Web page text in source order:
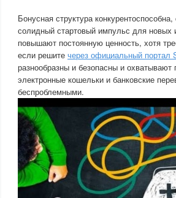
Бонусная структура
солидный стартовый импульс для новых
повышают постоянную ценность, хотя
если решите через официальный портал
разнообразны и безопасны и
электронные кошельки и банковские
беспроблемными.